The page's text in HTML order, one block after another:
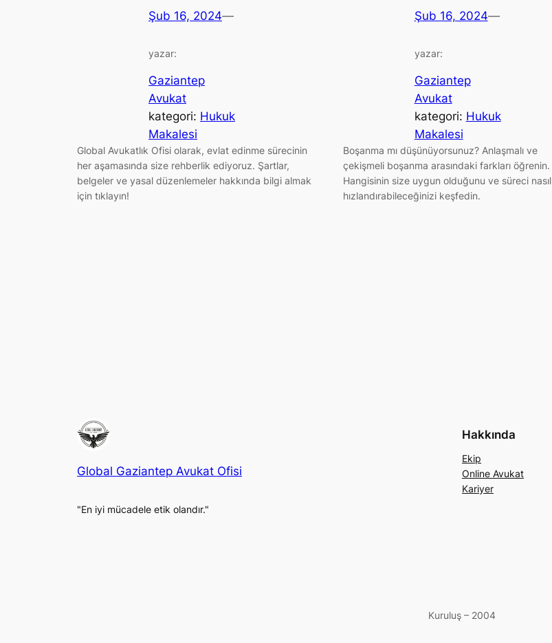
Şub 16, 2024—
yazar:
Gaziantep
Avukat
kategori: Hukuk
Makalesi
Global Avukatlık Ofisi olarak, evlat edinme sürecinin
her aşamasında size rehberlik ediyoruz. Şartlar,
belgeler ve yasal düzenlemeler hakkında bilgi almak
için tıklayın!
Şub 16, 2024—
yazar:
Gaziantep
Avukat
kategori: Hukuk
Makalesi
Boşanma mı düşünüyorsunuz? Anlaşmalı ve
çekişmeli boşanma arasındaki farkları öğrenin.
Hangisinin size uygun olduğunu ve süreci nasıl
hızlandırabileceğinizi keşfedin.
Global Gaziantep Avukat Ofisi
"En iyi mücadele etik olandır."
Hakkında
Ekip
Online Avukat
Kariyer
Kuruluş – 2004